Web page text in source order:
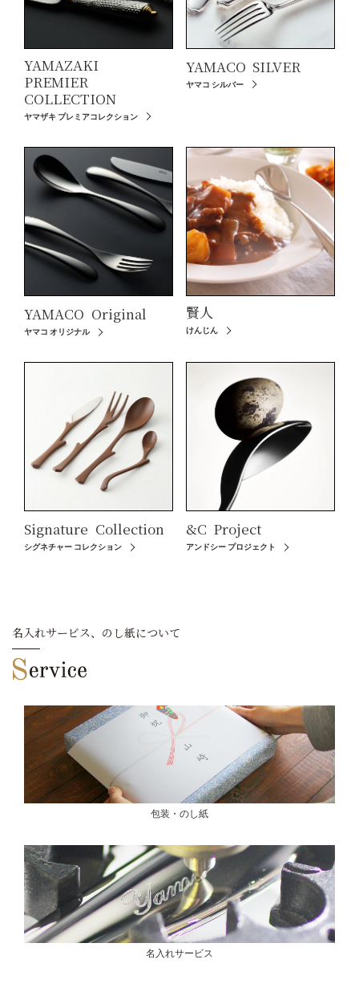
YAMAZAKI
PREMIER
COLLECTION
ヤマザキ プレミアコレクション
YAMACO SILVER
ヤマコ シルバー
YAMACO Original
ヤマコ オリジナル
賢人
けんじん
Signature Collection
シグネチャー コレクション
&C Project
アンドシー プロジェクト
名入れサービス、のし紙について
包装・のし紙
名入れサービス